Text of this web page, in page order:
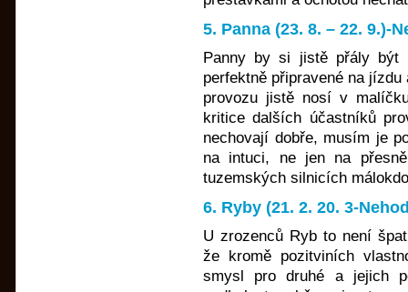
5. Panna (23. 8. – 22. 9.)-
Panny by si jistě přály být
perfektně připravené na
provozu jistě nosí v
kritice dalších účastníků
nechovají dobře, musím je
na intuci, ne jen na
tuzemských silnicích
6. Ryby (21. 2. 20. 3-
U zrozenců Ryb to není
že kromě pozitviních
smysl pro druhé a jejich